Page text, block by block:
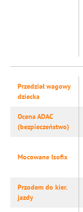
Przedział wagowy
dziecka
Ocena ADAC
(bezpieczeństwo)
Mocowane Isofix
Przodem do kier.
jazdy